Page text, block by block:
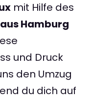
mit Hilfe des
Hamburg
und Druck
den Umzug
du dich auf